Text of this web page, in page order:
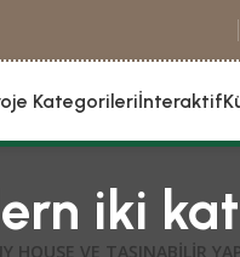
Kategorileriİnteraktif
iki
HOUSE VE TAŞINABILIR